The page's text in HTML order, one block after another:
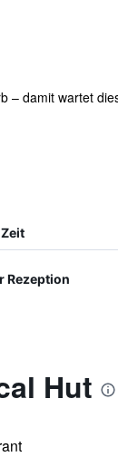
– damit wartet
Rezeption
Hut